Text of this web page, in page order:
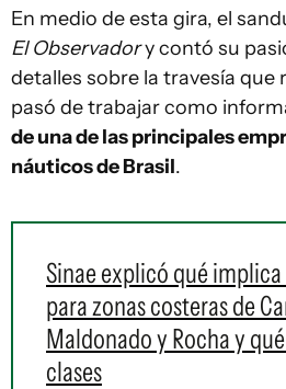
En medio de esta gira, el
El Observadory contó su
detalles sobre la travesía que
pasó de trabajar como
de una de las principales
náuticos de Brasil.
Sinae explicó qué
para zonas costeras de
Maldonado y Rocha y
clases